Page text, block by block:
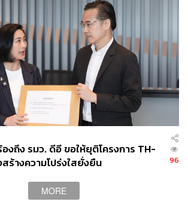
งถึง รมว. ดีอี ขอให้ยุติโครงการ TH-
ร้างความโปร่งใสยั่งยืน
96
MORE